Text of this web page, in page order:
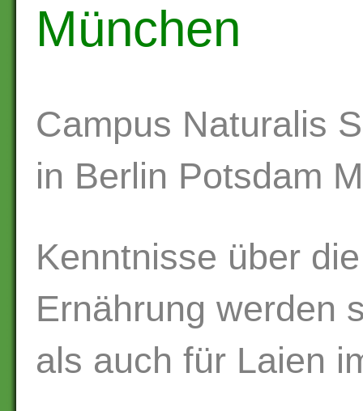
München
Campus Naturalis
in Berlin Potsdam
Kenntnisse über
Ernährung werden
als auch für Laien